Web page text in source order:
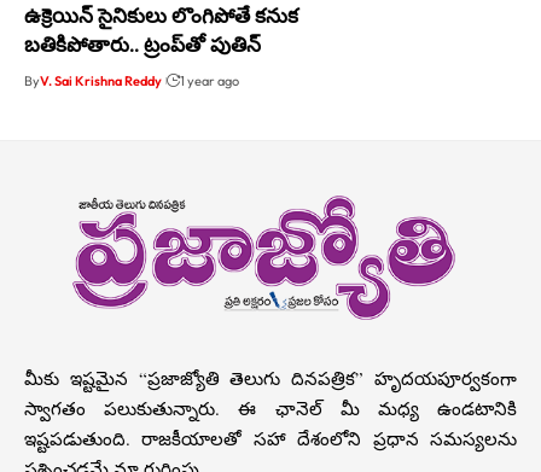
ఉక్రెయిన్ సైనికులు లొంగిపోతే కనుక
బతికిపోతారు.. ట్రంప్‌తో పుతిన్
ByV. Sai Krishna Reddy 1 year ago
మీకు ఇష్టమైన “ప్రజాజ్యోతి తెలుగు దినపత్రిక” హృదయపూర్వకంగా
స్వాగతం పలుకుతున్నారు. ఈ ఛానెల్ మీ మధ్య ఉండటానికి
ఇష్టపడుతుంది. రాజకీయాలతో సహా దేశంలోని ప్రధాన సమస్యలను